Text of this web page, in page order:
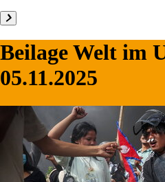
BeilageWelt im
05.11.2025